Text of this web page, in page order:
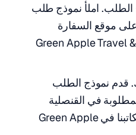
املأ نموذج طلب
موقع السفارة
المكسيكية أو في مكاتب Green Apple Travel &
قدم نموذج الطلب
في القنصلية
المكسيكية أو من خلال مكاتبنا في Green Apple